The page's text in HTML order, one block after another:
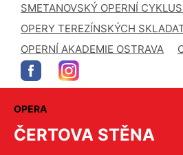
SMETANOVSKÝ OPERNÍ
OPERY TEREZÍNSKÝCH
OPERNÍ AKADEMIE OSTRAVA
OPERA
ČERTOVA STĚNA